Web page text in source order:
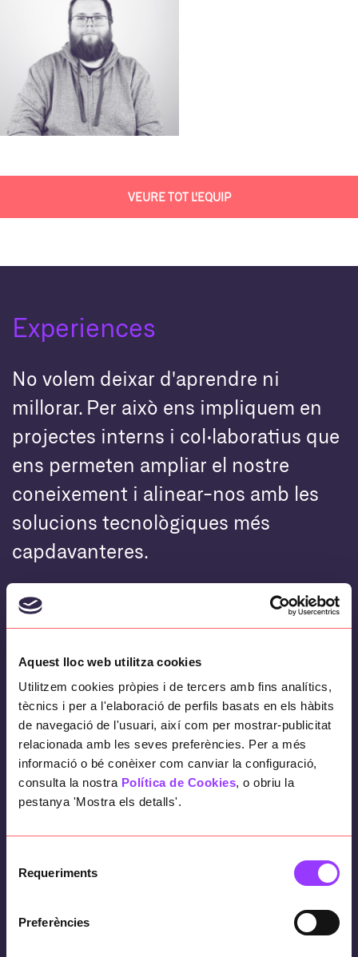
Aquest lloc web utilitza cookies
Utilitzem cookies pròpies i de tercers amb fins analítics,
tècnics i per a l'elaboració de perfils basats en els hàbits
de navegació de l'usuari, així com per mostrar-publicitat
relacionada amb les seves preferències. Per a més
informació o bé conèixer com canviar la configuració,
consulta la nostra Política de Cookies, o obriu la
pestanya 'Mostra els detalls'.
Requeriments
Preferències
VEURE TOT L'EQUIP
Experiences
No volem deixar d'aprendre ni
millorar. Per això ens impliquem en
projectes interns i col·laboratius que
ens permeten ampliar el nostre
coneixement i alinear-nos amb les
solucions tecnològiques més
capdavanteres.